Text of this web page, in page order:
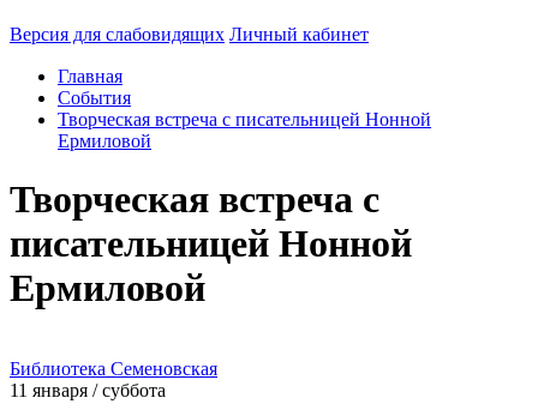
Версия для слабовидящих Личный кабинет
Главная
События
Творческая встреча с писательницей Нонной
Ермиловой
Творческая встреча с
писательницей Нонной
Ермиловой
Библиотека Семеновская
11 января / суббота